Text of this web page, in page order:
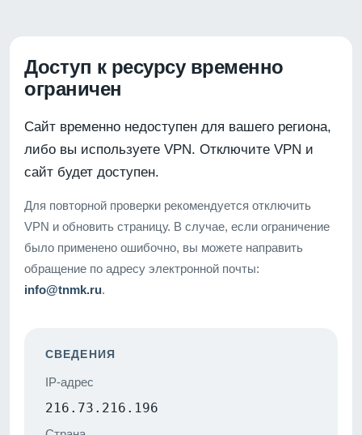
Доступ к ресурсу временно
ограничен
Сайт временно недоступен для вашего региона,
либо вы используете VPN. Отключите VPN и
сайт будет доступен.
Для повторной проверки рекомендуется отключить
VPN и обновить страницу. В случае, если ограничение
было применено ошибочно, вы можете направить
обращение по адресу электронной почты:
info@tnmk.ru.
СВЕДЕНИЯ
IP-адрес
216.73.216.196